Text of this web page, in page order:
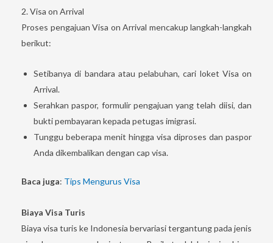
2. Visa on Arrival
Proses pengajuan Visa on Arrival mencakup langkah-langkah
berikut:
Setibanya di bandara atau pelabuhan, cari loket Visa on
Arrival.
Serahkan paspor, formulir pengajuan yang telah diisi, dan
bukti pembayaran kepada petugas imigrasi.
Tunggu beberapa menit hingga visa diproses dan paspor
Anda dikembalikan dengan cap visa.
Baca juga: Tips Mengurus Visa
Biaya Visa Turis
Biaya visa turis ke Indonesia bervariasi tergantung pada jenis